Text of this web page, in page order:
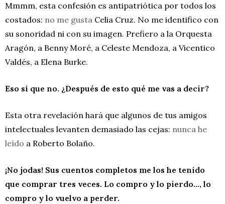
Mmmm, esta confesión es antipatriótica por todos los
costados: no me gusta Celia Cruz. No me identifico con
su sonoridad ni con su imagen. Prefiero a la Orquesta
Aragón, a Benny Moré, a Celeste Mendoza, a Vicentico
Valdés, a Elena Burke.
Eso sí que no. ¿Después de esto qué me vas a decir?
Esta otra revelación hará que algunos de tus amigos
intelectuales levanten demasiado las cejas: nunca he
leído a Roberto Bolaño.
¡No jodas! Sus cuentos completos me los he tenido
que comprar tres veces. Lo compro y lo pierdo…, lo
compro y lo vuelvo a perder.